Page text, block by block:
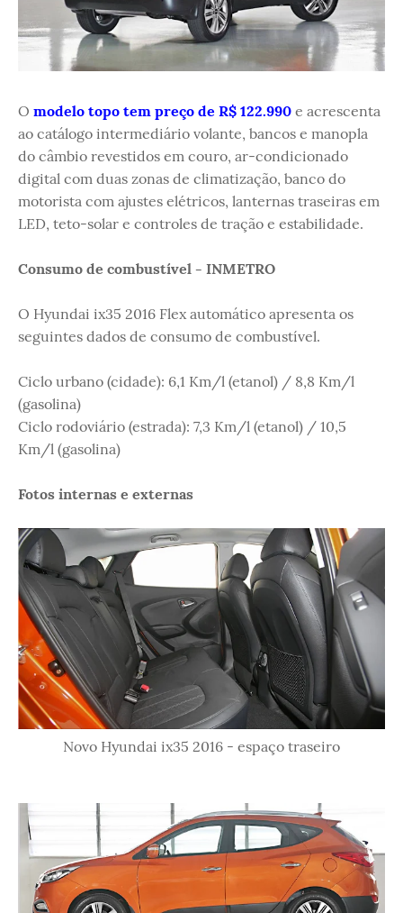
O modelo topo tem preço de R$ 122.990 e acrescenta
ao catálogo intermediário volante, bancos e manopla
do câmbio revestidos em couro, ar-condicionado
digital com duas zonas de climatização, banco do
motorista com ajustes elétricos, lanternas traseiras em
LED, teto-solar e controles de tração e estabilidade.
Consumo de combustível - INMETRO
O Hyundai ix35 2016 Flex automático apresenta os
seguintes dados de consumo de combustível.
Ciclo urbano (cidade): 6,1 Km/l (etanol) / 8,8 Km/l
(gasolina)
Ciclo rodoviário (estrada): 7,3 Km/l (etanol) / 10,5
Km/l (gasolina)
Fotos internas e externas
Novo Hyundai ix35 2016 - espaço traseiro